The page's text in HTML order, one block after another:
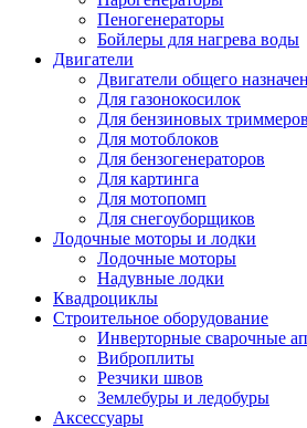
Пеногенераторы
Бойлеры для нагрева воды
Двигатели
Двигатели общего
Для газонокосилок
Для бензиновых триммеров
Для мотоблоков
Для бензогенераторов
Для картинга
Для мотопомп
Для снегоуборщиков
Лодочные моторы и лодки
Лодочные моторы
Надувные лодки
Квадроциклы
Строительное оборудование
Инверторные сварочные
Виброплиты
Резчики швов
Землебуры и ледобуры
Аксессуары